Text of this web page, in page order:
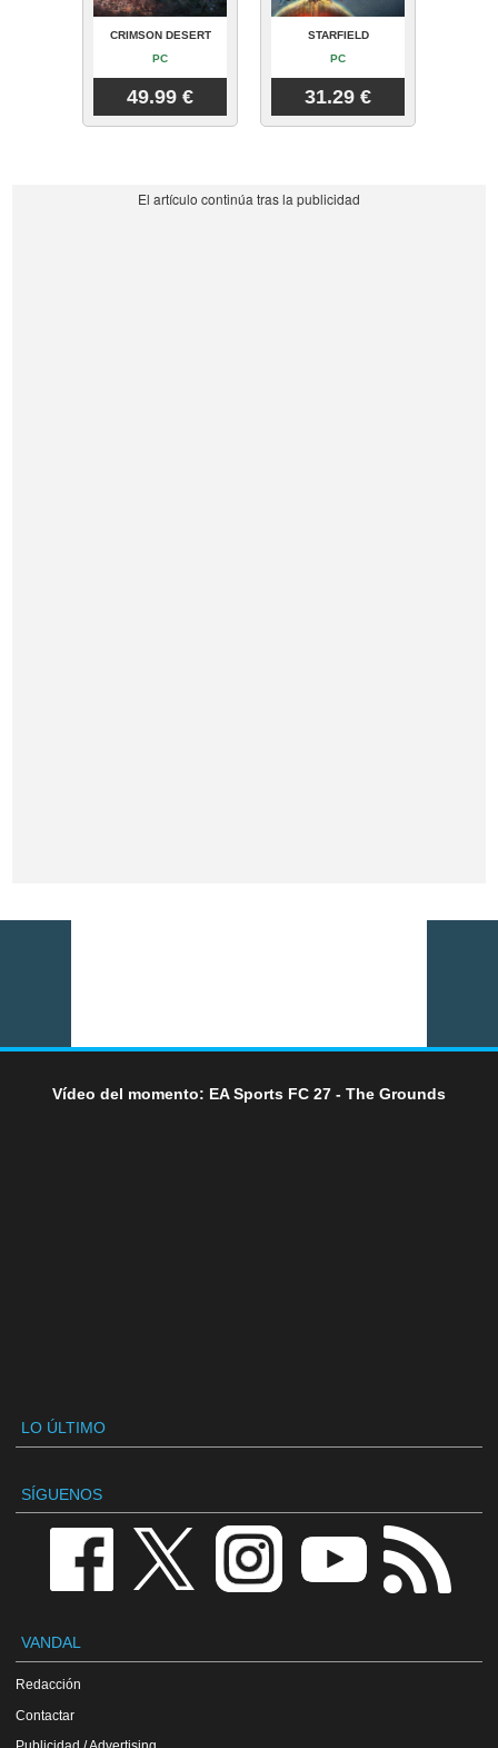
CRIMSON DESERT
PC
49.99 €
STARFIELD
PC
31.29 €
Vídeo del momento: EA Sports FC 27 - The Grounds
LO ÚLTIMO
SÍGUENOS
VANDAL
Redacción
Contactar